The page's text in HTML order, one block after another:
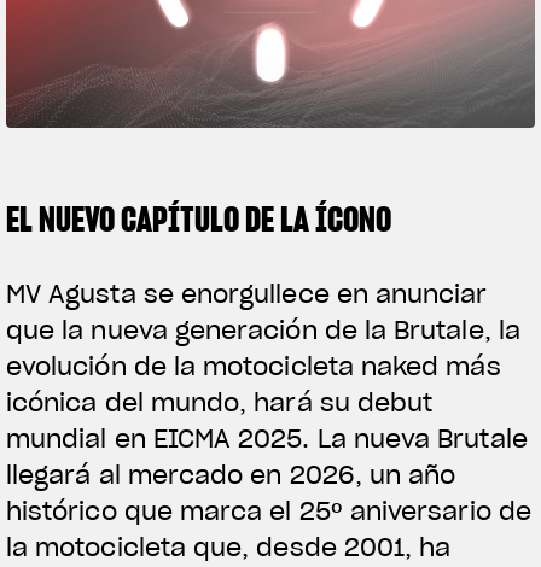
ABOUT
RUSH
SUPERVELOCE ARSHAM
Follow Us
FACEBOOK
YOUTUBE
EL NUEVO CAPÍTULO DE LA ÍCONO
MV Agusta se enorgullece en anunciar
que la nueva generación de la Brutale, la
evolución de la motocicleta naked más
icónica del mundo, hará su debut
mundial en EICMA 2025. La nueva Brutale
llegará al mercado en 2026, un año
histórico que marca el 25º aniversario de
la motocicleta que, desde 2001, ha